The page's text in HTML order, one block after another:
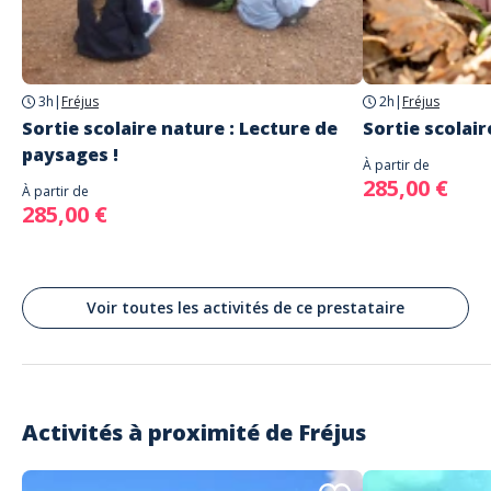
Fréjus
3h | Fréjus
Sortie scolaire nature : Lecture de
paysages !
À partir de
285,00 €
2h | Fréjus
Sortie
À partir de
285,00 €
Voir toutes les activités de ce prestataire
Activités à proximité de Fréjus